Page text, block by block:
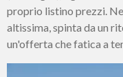
proprio listino prezzi.
altissima, spinta da un
un'offerta che fatica a